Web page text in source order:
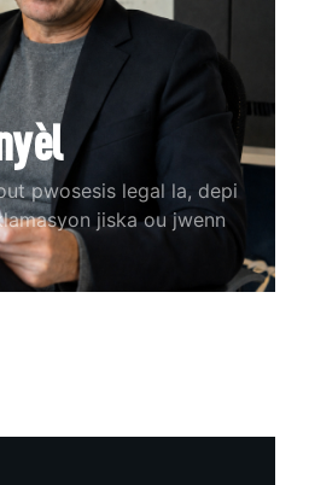
pwosesis legal la, depi
jiska ou jwenn